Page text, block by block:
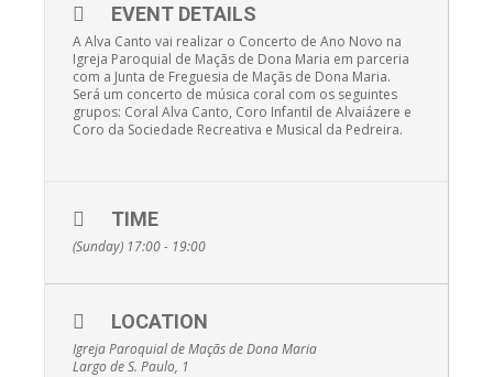
EVENT DETAILS
A Alva Canto vai realizar o Concerto de Ano Novo na
Igreja Paroquial de Maçãs de Dona Maria em parceria
com a Junta de Freguesia de Maçãs de Dona Maria.
Será um concerto de música coral com os seguintes
grupos: Coral Alva Canto, Coro Infantil de Alvaiázere e
Coro da Sociedade Recreativa e Musical da Pedreira.
TIME
(Sunday) 17:00 - 19:00
LOCATION
Igreja Paroquial de Maçãs de Dona Maria
Largo de S. Paulo, 1